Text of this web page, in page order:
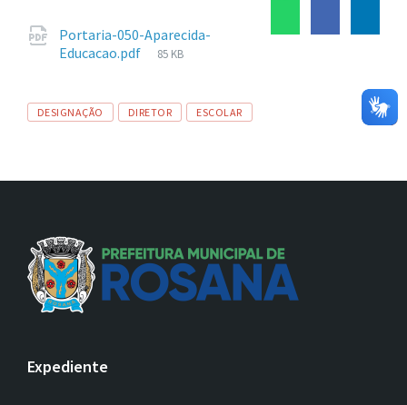
Portaria-050-Aparecida-
Educacao.pdf
Tamanho
85 KB
Tags
DESIGNAÇÃO DIRETOR ESCOLAR
Expediente